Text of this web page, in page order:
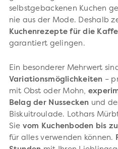
selbstgebackenen Kuchen
nie aus der Mode. Deshalb
Kuchenrezepte für die
garantiert gelingen.
Ein besonderer Mehrwert
Variationsmöglichkeiten –
mit Obst oder Mohn,
Belag der Nussecken und
Biskuitroulade. Lothars
Sie vom Kuchenboden bis
für alles verwenden können.